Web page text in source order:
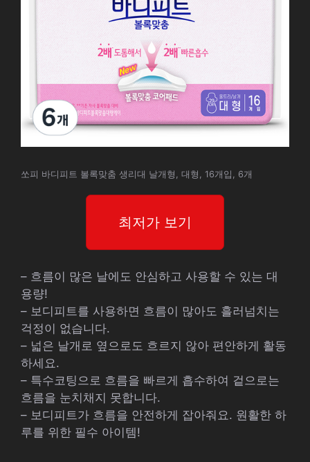
쏘피 바디피트 볼록맞춤 생리대 날개형, 대형, 16개입, 6개
최저가 보기
– 흐름이 많은 날에도 안심하고 사용할 수 있는 대
용량!
– 보디피트를 사용하면 흐름이 많아도 흘러넘치는
걱정이 없습니다.
– 넓은 날개로 옆으로도 흐르지 않아 편안하게 활동
하세요.
– 특수코팅으로 흐름을 빠르게 흡수하여 겉으로는
흐름을 눈치채지 못합니다.
– 보디피트가 흐름을 안전하게 잡아줘요. 원활한 하
루를 위한 필수 아이템!